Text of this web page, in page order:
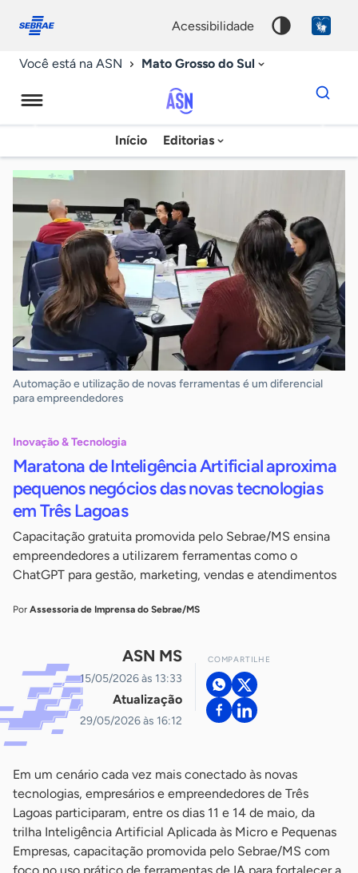
conosco
acessibilidade
Você está na ASN Mato Grosso do Sul
Agência
Sebrae
de
Notícias
Início Editorias
Dados
para
chave
Automação e utilização de novas ferramentas é um diferencial
para empreendedores
Inovação & Tecnologia
Maratona de Inteligência Artificial aproxima
pequenos negócios das novas tecnologias
em Três Lagoas
Capacitação gratuita promovida pelo Sebrae/MS ensina
empreendedores a utilizarem ferramentas como o
ChatGPT para gestão, marketing, vendas e atendimentos
Por Assessoria de Imprensa do Sebrae/MS
ASN MS
15/05/2026 às 13:33
Atualização
29/05/2026 às 16:12
COMPARTILHE
Em um cenário cada vez mais conectado às novas
tecnologias, empresários e empreendedores de Três
Lagoas participaram, entre os dias 11 e 14 de maio, da
trilha Inteligência Artificial Aplicada às Micro e Pequenas
Empresas, capacitação promovida pelo Sebrae/MS com